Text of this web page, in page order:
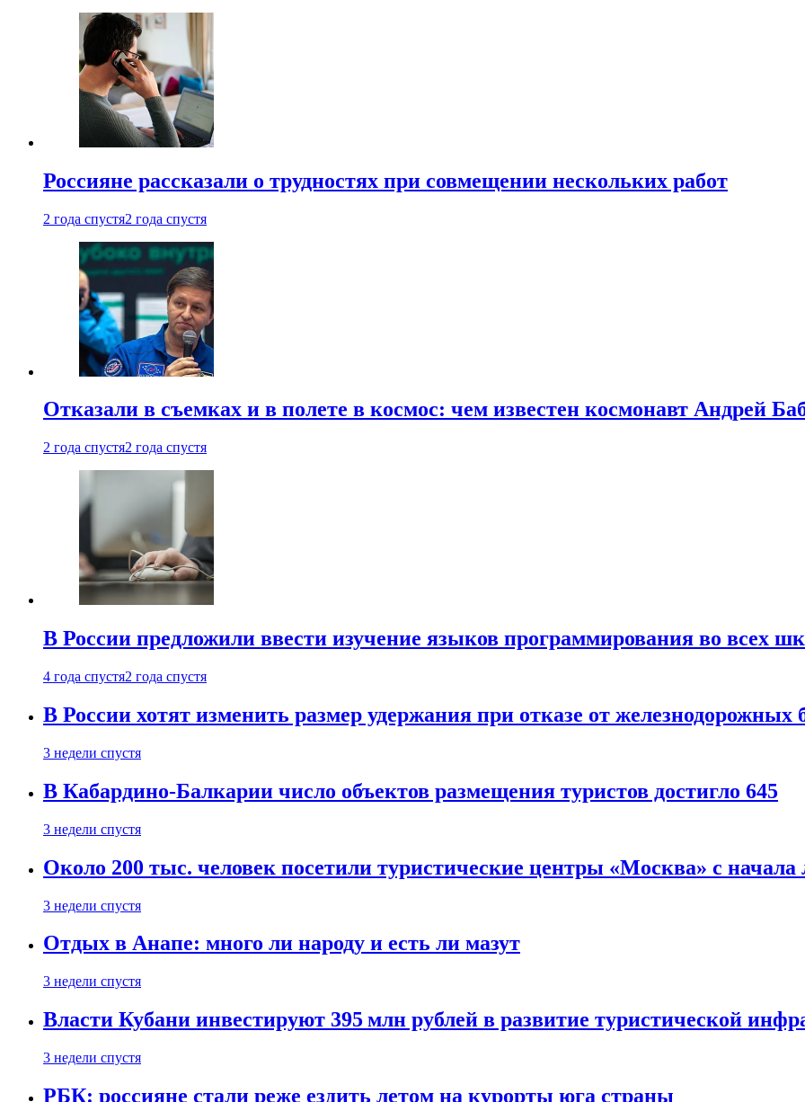
Россияне рассказали о трудностях при совмещении нескольких работ
2 года спустя2 года спустя
Отказали в съемках и в полете в космос: чем известен космонавт Андрей
2 года спустя2 года спустя
В России предложили ввести изучение языков программирования во всех
4 года спустя2 года спустя
В России хотят изменить размер удержания при отказе от железнодорожных
3 недели спустя
В Кабардино-Балкарии число объектов размещения туристов достигло 645
3 недели спустя
Около 200 тыс. человек посетили туристические центры «Москва» с начала
3 недели спустя
Отдых в Анапе: много ли народу и есть ли мазут
3 недели спустя
Власти Кубани инвестируют 395 млн рублей в развитие туристической
3 недели спустя
РБК: россияне стали реже ездить летом на курорты юга страны